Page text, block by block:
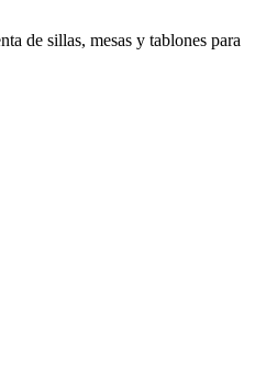
de sillas, mesas y tablones para